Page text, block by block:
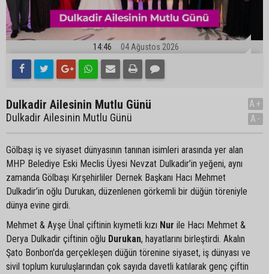
14:46 04 Ağustos 2026
Dulkadir Ailesinin Mutlu Günü
Dulkadir Ailesinin Mutlu Günü
A+
A-
Gölbaşı iş ve siyaset dünyasının tanınan isimleri arasında yer alan
MHP Belediye Eski Meclis Üyesi Nevzat Dulkadir’in yeğeni, aynı
zamanda Gölbaşı Kırşehirliler Dernek Başkanı Hacı Mehmet
Dulkadir’in oğlu Durukan, düzenlenen görkemli bir düğün töreniyle
dünya evine girdi.
Mehmet & Ayşe Ünal çiftinin kıymetli kızı Nur ile Hacı Mehmet &
Derya Dulkadir çiftinin oğlu Durukan, hayatlarını birleştirdi. Akalın
Şato Bonbon'da gerçekleşen düğün törenine siyaset, iş dünyası ve
sivil toplum kuruluşlarından çok sayıda davetli katılarak genç çiftin